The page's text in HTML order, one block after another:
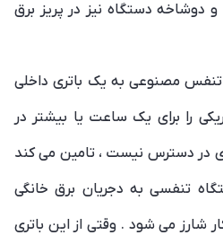
دستگاه نیز در پریز برق
مصنوعی به یک باتری داخلی
را برای یک ساعت یا بیشتر در
در دسترس نیست ، تامین می کند
تنفسی به دجریان برق خانگی
شارز می شود . وقتی از این باتری